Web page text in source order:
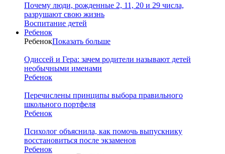
Почему люди, рожденные 2, 11, 20 и 29 числа,
разрушают свою жизнь
Воспитание детей
Ребенок
РебенокПоказать больше
Одиссей и Гера: зачем родители называют детей
необычными именами
Ребенок
Перечислены принципы выбора правильного
школьного портфеля
Ребенок
Психолог объяснила, как помочь выпускнику
восстановиться после экзаменов
Ребенок